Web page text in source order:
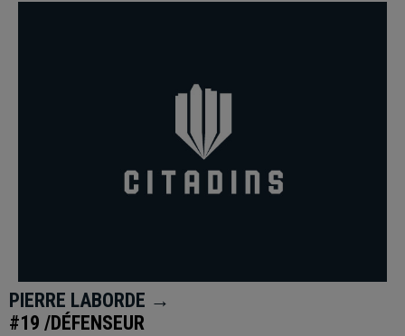
PIERRE LABORDE →
#19 /DÉFENSEUR